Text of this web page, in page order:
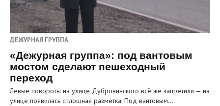
ДЕЖУРНАЯ ГРУППА
«Дежурная группа»: под вантовым
мостом сделают пешеходный
переход
Левые повороты на улице Дубровинского всё же запретили — на
улице появилась сплошная разметка. Под вантовым…